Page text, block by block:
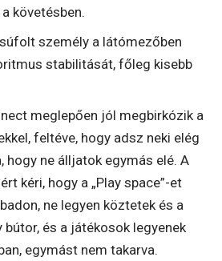
követésben.
személy a látómezőben
stabilitását, főleg kisebb
meglepően jól megbirkózik a
feltéve, hogy adsz neki elég
hogy ne álljatok egymás elé. A
kéri, hogy a „Play space”-et
ne legyen köztetek és a
és a játékosok legyenek
egymást nem takarva.